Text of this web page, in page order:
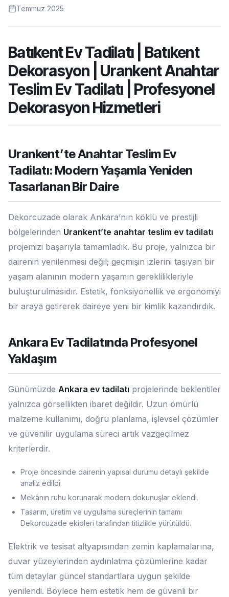
Temmuz 2025
Batıkent Ev Tadilatı | Batıkent
Dekorasyon | Urankent Anahtar
Teslim Ev Tadilatı | Profesyonel
Dekorasyon Hizmetleri
Urankent’te Anahtar Teslim Ev
Tadilatı: Modern Yaşamla Yeniden
Tasarlanan Bir Daire
Dekorcuzade olarak Ankara’nın köklü ve prestijli
bölgelerinden Urankent’te anahtar teslim ev tadilatı
projemizi başarıyla tamamladık. Bu proje, yalnızca bir
dairenin yenilenmesi değil; geçmişin izlerini taşıyan bir
yaşam alanının modern yaşamın gereklilikleriyle
buluşturulmasıdır. Estetik, fonksiyonellik ve ergonomiyi
bir araya getirerek daireye yeni bir kimlik kazandırdık.
Ankara Ev Tadilatında Profesyonel
Yaklaşım
Günümüzde Ankara ev tadilatı projelerinde beklentiler
yalnızca görsellikten ibaret değildir. Uzun ömürlü
malzeme kullanımı, doğru planlama, işlevsel çözümler
ve güvenilir uygulama süreci artık vazgeçilmez
kriterlerdir.
Proje öncesinde dairenin yapısal durumu detaylı şekilde
analiz edildi.
Mekânın ruhu korunarak modern dokunuşlar eklendi.
Tasarım, üretim ve uygulama süreçlerinin tamamı
Dekorcuzade ekipleri tarafından titizlikle yürütüldü.
Elektrik ve tesisat altyapısından zemin kaplamalarına,
duvar yüzeylerinden aydınlatma çözümlerine kadar
tüm detaylar güncel standartlara uygun şekilde
yenilendi. Böylece hem estetik hem de güvenli bir